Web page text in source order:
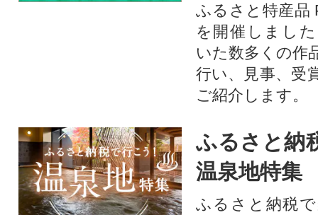
ふるさと特産品
を開催しまし
いた数多くの作
行い、見事、受
ご紹介します。
ふるさと納
温泉地特集
ふるさと納税